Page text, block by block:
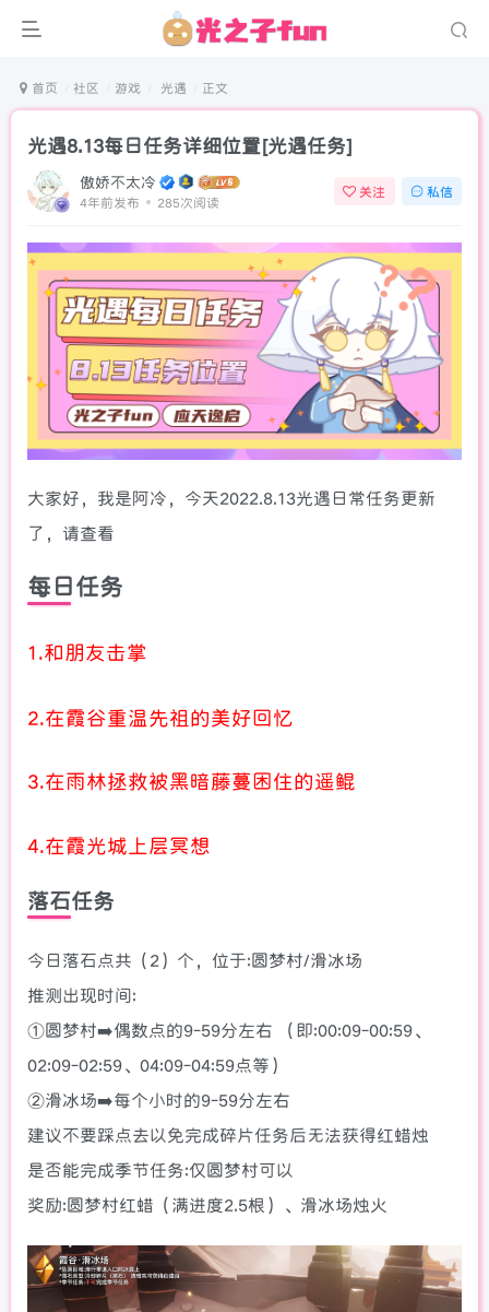
首页 社区 游戏 光遇 正文
光遇8.13每日任务详细位置[光遇任务]
傲娇不太冷
4年前发布 285次阅读
关注 私信
大家好，我是阿冷，今天2022.8.13光遇日常任务更新
了，请查看
每日任务
1.和朋友击掌
2.在霞谷重温先祖的美好回忆
3.在雨林拯救被黑暗藤蔓困住的遥鲲
4.在霞光城上层冥想
落石任务
今日落石点共（2）个，位于:圆梦村/滑冰场
推测出现时间:
①圆梦村➡️偶数点的9-59分左右 （即:00:09-00:59、
02:09-02:59、04:09-04:59点等）
②滑冰场➡️每个小时的9-59分左右
建议不要踩点去以免完成碎片任务后无法获得红蜡烛
是否能完成季节任务:仅圆梦村可以
奖励:圆梦村红蜡（满进度2.5根）、滑冰场烛火